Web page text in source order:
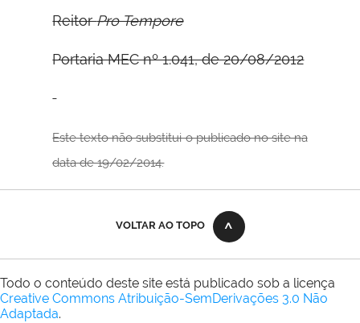
ReitorPro Tempore
Portaria MEC nº 1.041, de 20/08/2012
Este texto não substitui o publicado no site na
data de 19/02/2014.
VOLTAR AO TOPO
Todo o conteúdo deste site está publicado sob a licença
Creative Commons Atribuição-SemDerivações 3.0 Não
Adaptada.